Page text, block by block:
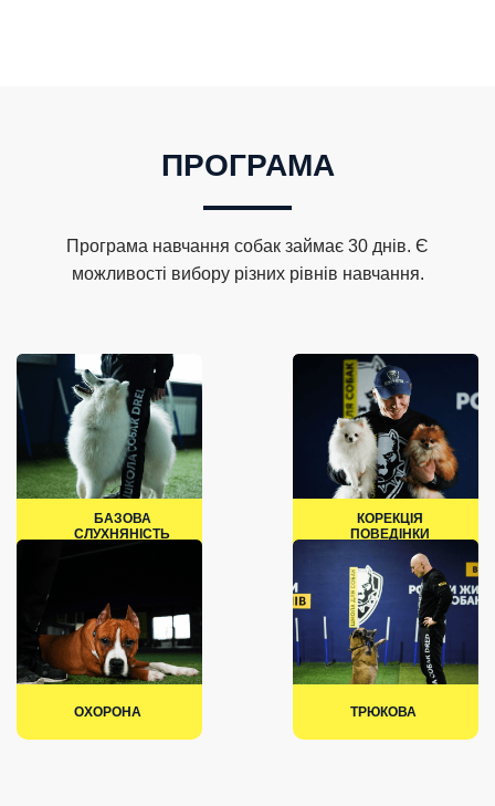
ПРОГРАМА
Програма навчання собак займає 30 днів. Є
можливості вибору різних рівнів навчання.
БАЗОВА
СЛУХНЯНІСТЬ
КОРЕКЦІЯ
ПОВЕДІНКИ
ОХОРОНА ТРЮКОВА